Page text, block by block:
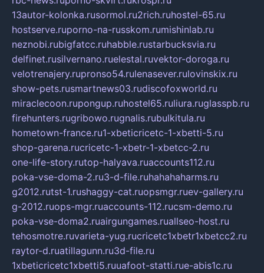
13autor-kolonka.rusormol.ru2rich.ruhostel-65.ru
hostserve.ruporno-na-russkom.rumishinlab.ru
neznobi.rubigfatcc.ruhabble.rustarbucksvia.ru
delfinet.rusilvernano.ruelestal.ruvektor-doroga.ru
velotrenajery.rupronso54.rulenasever.rulovinskix.ru
show-pets.rusmartnews03.rudiscofoxworld.ru
miraclecoon.rupongup.ruhostel65.ruliura.ruglasspb.ru
firehunters.rugribowo.rugnalis.rubulkitula.ru
hometown-france.ru1-xbeticricetc-1-xbetti-5.ru
shop-garena.rucricetc-1-xbetr-1-xbetcc-2.ru
one-life-story.rutop-halyava.ruaccounts112.ru
poka-vse-doma-2.ru3-d-file.ruhahahaharms.ru
g2012.rutst-1.rushaggy-cat.ruopsmgr.ruev-gallery.ru
g-2012.ruops-mgr.ruaccounts-112.rucsm-demo.ru
poka-vse-doma2.ruairgungames.ruallseo-host.ru
tehosmotre.ruvarieta-yug.rucricetc1xbetr1xbetcc2.ru
raytor-d.ruatillagunn.ru3d-file.ru
1xbeticricetc1xbetti5.ruuafoot-statti.rue-abis1c.ru